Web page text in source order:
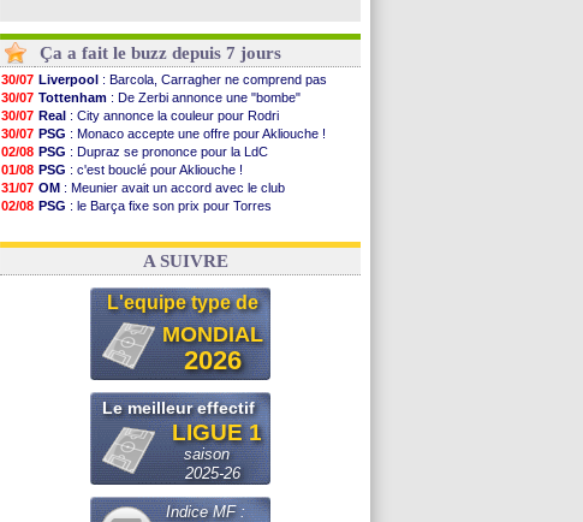
Ça a fait le buzz depuis 7 jours
30/07 Liverpool : Barcola, Carragher ne comprend pas
30/07 Tottenham : De Zerbi annonce une "bombe"
30/07 Real : City annonce la couleur pour Rodri
30/07 PSG : Monaco accepte une offre pour Akliouche !
02/08 PSG : Dupraz se prononce pour la LdC
01/08 PSG : c'est bouclé pour Akliouche !
31/07 OM : Meunier avait un accord avec le club
02/08 PSG : le Barça fixe son prix pour Torres
01/08 Barça: Torres souhaite rejoindre le PSG !
A SUIVRE
L'equipe type de
MONDIAL
2026
Le meilleur effectif
LIGUE 1
saison
2025-26
Indice MF :